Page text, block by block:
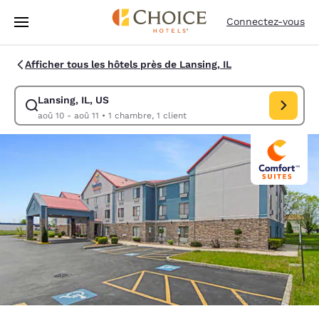
Passer à Contenu Principal
Connectez-vous
Afficher tous les hôtels près de Lansing, IL
Lansing, IL, US
aoû 10 - aoû 11 • 1 chambre, 1 client
Modifiez la recherche pour Lansing, IL, US. Date d’arrivée aoû 10,